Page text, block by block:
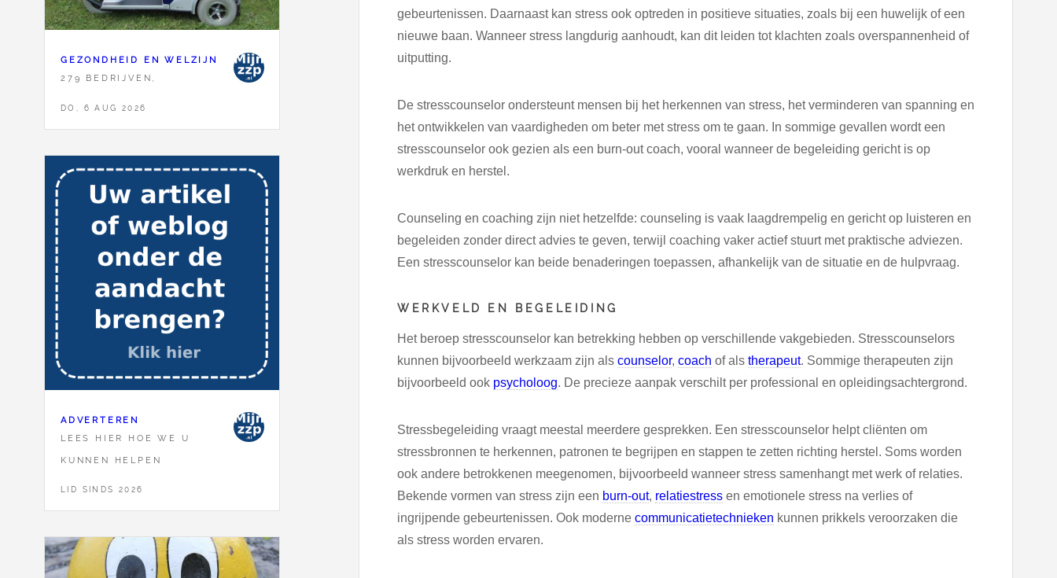
GEZONDHEID EN WELZIJN
279 BEDRIJVEN,
DO, 6 AUG 2026
ADVERTEREN
LEES HIER HOE WE U
KUNNEN HELPEN
LID SINDS 2026
gebeurtenissen. Daarnaast kan stress ook optreden in positieve situaties, zoals bij een huwelijk of een
nieuwe baan. Wanneer stress langdurig aanhoudt, kan dit leiden tot klachten zoals overspannenheid of
uitputting.
De stresscounselor ondersteunt mensen bij het herkennen van stress, het verminderen van spanning en
het ontwikkelen van vaardigheden om beter met stress om te gaan. In sommige gevallen wordt een
stresscounselor ook gezien als een burn-out coach, vooral wanneer de begeleiding gericht is op
werkdruk en herstel.
Counseling en coaching zijn niet hetzelfde: counseling is vaak laagdrempelig en gericht op luisteren en
begeleiden zonder direct advies te geven, terwijl coaching vaker actief stuurt met praktische adviezen.
Een stresscounselor kan beide benaderingen toepassen, afhankelijk van de situatie en de hulpvraag.
WERKVELD EN BEGELEIDING
Het beroep stresscounselor kan betrekking hebben op verschillende vakgebieden. Stresscounselors
kunnen bijvoorbeeld werkzaam zijn als counselor, coach of als therapeut. Sommige therapeuten zijn
bijvoorbeeld ook psycholoog. De precieze aanpak verschilt per professional en opleidingsachtergrond.
Stressbegeleiding vraagt meestal meerdere gesprekken. Een stresscounselor helpt cliënten om
stressbronnen te herkennen, patronen te begrijpen en stappen te zetten richting herstel. Soms worden
ook andere betrokkenen meegenomen, bijvoorbeeld wanneer stress samenhangt met werk of relaties.
Bekende vormen van stress zijn een burn-out, relatiestress en emotionele stress na verlies of
ingrijpende gebeurtenissen. Ook moderne communicatietechnieken kunnen prikkels veroorzaken die
als stress worden ervaren.